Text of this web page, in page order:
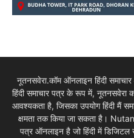
नूतनसवेरा.कॉम ऑनलाइन हिंदी
हिंदी समाचार पत्र के रूप में, नूतनसवेरा
आवश्यकता है, जिसका उपयोग हिंदी मैं
क्षमता तक किया जा सकता है।
पत्र ऑनलाइन है जो हिंदी में डिजिटल